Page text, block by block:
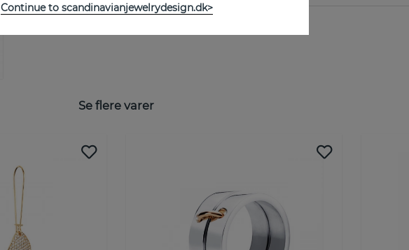
Se flere varer
Continue to scandinavianjewelrydesign.dk>